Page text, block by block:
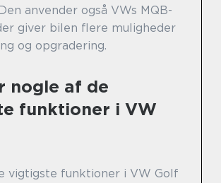
anvender også VWs MQB-
giver bilen flere muligheder
og opgradering.
nogle af de
funktioner i VW
vigtigste funktioner i VW Golf